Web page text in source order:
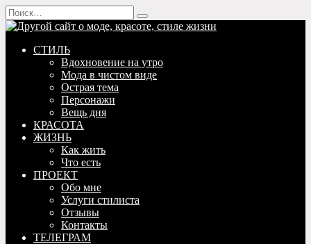
Перейти
к
содержанию
Search
for:
СТИЛЬ
Вдохновение на утро
Мода в чистом виде
Острая тема
Персонажи
Вещь дня
КРАСОТА
ЖИЗНЬ
Как жить
Что есть
ПРОЕКТ
Обо мне
Услуги стилиста
Отзывы
Контакты
ТЕЛЕГРАМ